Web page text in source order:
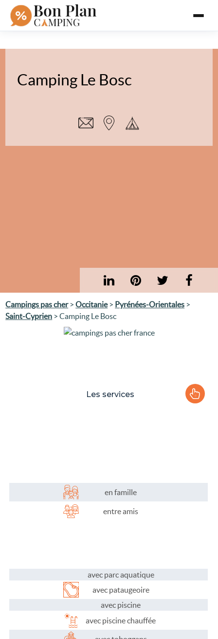
Camping Le Bosc
Campings pas cher>Occitanie> Pyrénées-Orientales >
Saint-Cyprien > Camping Le Bosc
Les services
Les infos pratiques
en famille
entre amis
avec parc aquatique
avec pataugeoire
avec piscine
avec piscine chauffée